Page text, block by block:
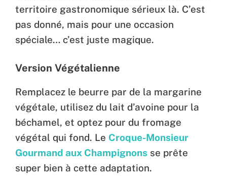
territoire gastronomique sérieux là. C’est
pas donné, mais pour une occasion
spéciale… c’est juste magique.
Version Végétalienne
Remplacez le beurre par de la margarine
végétale, utilisez du lait d’avoine pour la
béchamel, et optez pour du fromage
végétal qui fond. Le Croque-Monsieur
Gourmand aux Champignons se prête
super bien à cette adaptation.